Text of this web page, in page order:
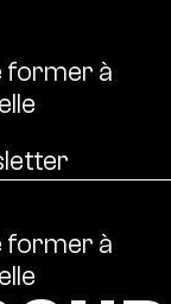
former à
former à